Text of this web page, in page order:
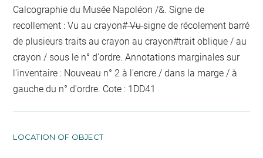
Calcographie du Musée Napoléon /&. Signe de
recollement :Vu au crayon# Vu signe de récolement barré
de plusieurs traits au crayon au crayon#trait oblique / au
crayon / sous le n° d'ordre. Annotations marginales sur
l'inventaire : Nouveau n° 2 à l'encre / dans la marge / à
gauche du n° d'ordre. Cote : 1DD41
LOCATION OF OBJECT